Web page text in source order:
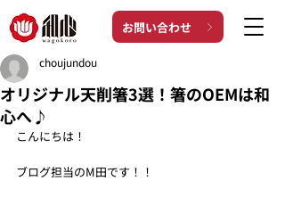
お問い合わせ
オリジナル天削箸3選！箸のOEMは和
心へ♪
choujundou
こんにちは！
ブログ担当のM田です！！